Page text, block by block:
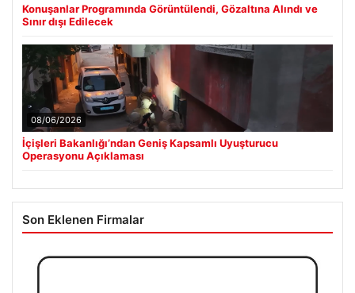
Konuşanlar Programında Görüntülendi, Gözaltına Alındı ve
Sınır dışı Edilecek
08/06/2026
İçişleri Bakanlığı’ndan Geniş Kapsamlı Uyuşturucu
Operasyonu Açıklaması
Son Eklenen Firmalar